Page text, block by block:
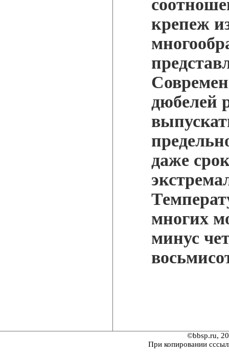
крепеж
дюбелей
даже
многих
минус
©bbsp.ru,
При копировании